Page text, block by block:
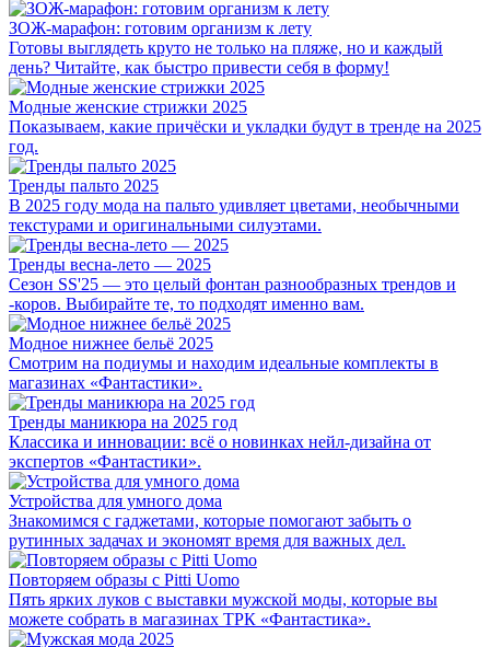
ЗОЖ-марафон: готовим организм к лету
Готовы выглядеть круто не только на пляже, но и каждый
день? Читайте, как быстро привести себя в форму!
Модные женские стрижки 2025
Показываем, какие причёски и укладки будут в тренде на 2025
год.
Тренды пальто 2025
В 2025 году мода на пальто удивляет цветами, необычными
текстурами и оригинальными силуэтами.
Тренды весна-лето — 2025
Сезон SS'25 — это целый фонтан разнообразных трендов и
-коров. Выбирайте те, то подходят именно вам.
Модное нижнее бельё 2025
Смотрим на подиумы и находим идеальные комплекты в
магазинах «Фантастики».
Тренды маникюра на 2025 год
Классика и инновации: всё о новинках нейл-дизайна от
экспертов «Фантастики».
Устройства для умного дома
Знакомимся с гаджетами, которые помогают забыть о
рутинных задачах и экономят время для важных дел.
Повторяем образы с Pitti Uomo
Пять ярких луков с выставки мужской моды, которые вы
можете собрать в магазинах ТРК «Фантастика».